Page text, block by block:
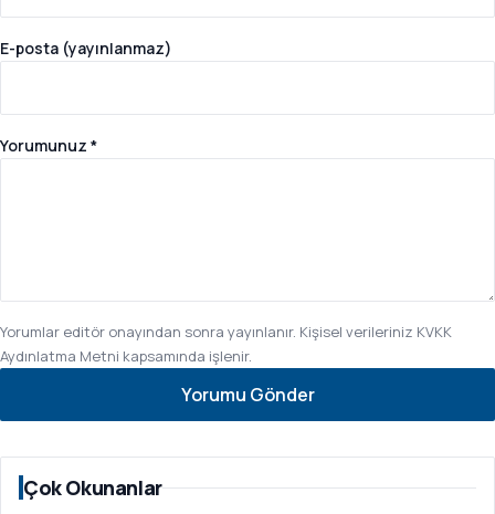
E-posta (yayınlanmaz)
Yorumunuz *
Yorumlar editör onayından sonra yayınlanır. Kişisel verileriniz KVKK
Aydınlatma Metni kapsamında işlenir.
Yorumu Gönder
Çok Okunanlar